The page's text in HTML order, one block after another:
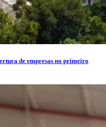
de empresas no primeiro